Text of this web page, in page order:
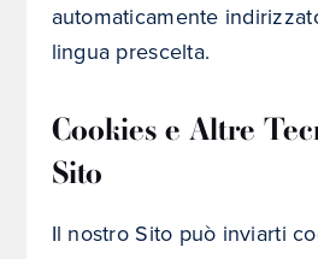
automaticamente
lingua prescelta.
Cookies e Altre
Sito
Il nostro Sito può inviarti